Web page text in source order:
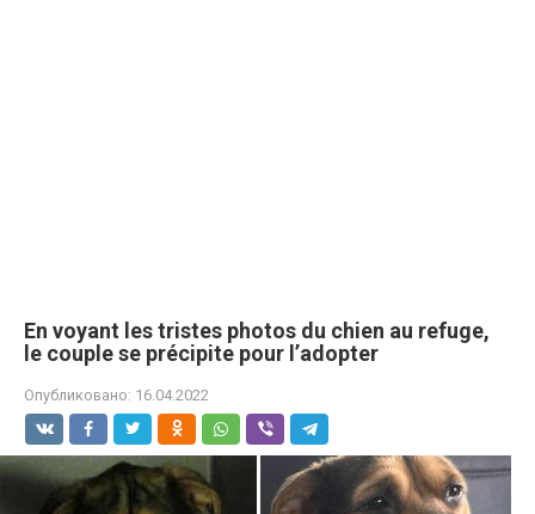
En voyant les tristes photos du chien au refuge,
le couple se précipite pour l’adopter
Опубликовано: 16.04.2022